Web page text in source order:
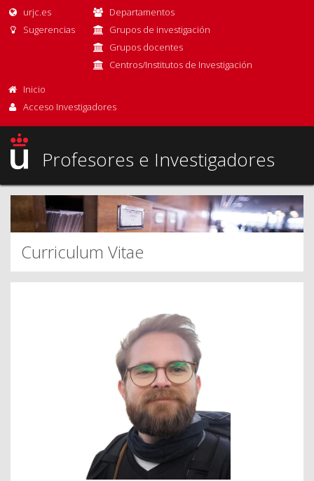
urjc.es
Sugerencias
Departamentos
Grupos de investigación
Grupos docentes
Centros/Institutos de Investigación
Inicio
Acceso Investigadores
Profesores e Investigadores
Curriculum Vitae